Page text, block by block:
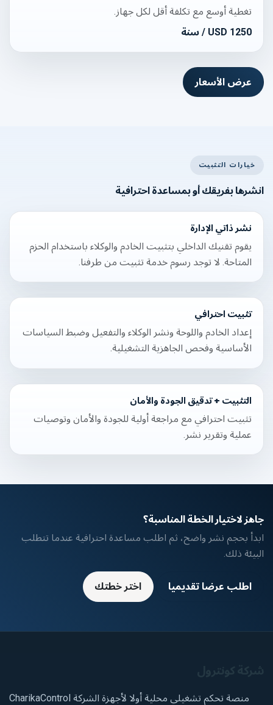
تغطية أوسع مع تكلفة أقل لكل جهاز.
1250
USD / سنة
عرض الأسعار
خيارات التثبيت
انشرها بفريقك أو بمساعدة احترافية
نشر ذاتي الإدارة
يقوم تقنيك الداخلي بتثبيت الخادم والوكلاء باستخدام الحزم
المتاحة. لا توجد رسوم خدمة تثبيت من طرفنا.
تثبيت احترافي
إعداد الخادم واللوحة ونشر الوكلاء والتفعيل وضبط السياسات
الأساسية وفحص الجاهزية التشغيلية.
التثبيت + تدقيق الجودة والأمان
تثبيت احترافي مع مراجعة أولية للجودة والأمان وتوصيات
عملية وتقرير نشر.
جاهز لاختيار الخطة المناسبة؟
ابدأ بحجم نشر واضح، ثم اطلب مساعدة احترافية عندما تتطلب
البيئة ذلك.
اختر خطتك اطلب عرضا تقديميا
CharikaControl منصة تحكم تشغيلي محلية أولا لأجهزة الشركة